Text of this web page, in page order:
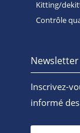
Kitting/
Contrôle
Newsletter
Inscrivez-
informé